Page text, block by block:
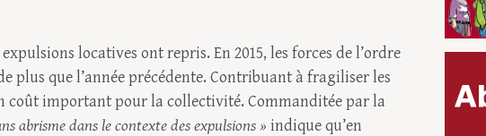
locatives ont repris. En 2015, les forces de l’ordre
plus que l’année précédente. Contribuant à fragiliser les
coût important pour la collectivité. Commanditée par la
abrisme dans le contexte des expulsions » indique qu’en